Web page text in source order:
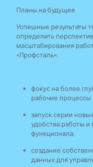
Планы на будущее
Успешные результаты
определить
масштабирования
«Профсталь»:
фокус на более
рабочие процессы
запуск серии
удобства работы
функционала;
создание
данных для